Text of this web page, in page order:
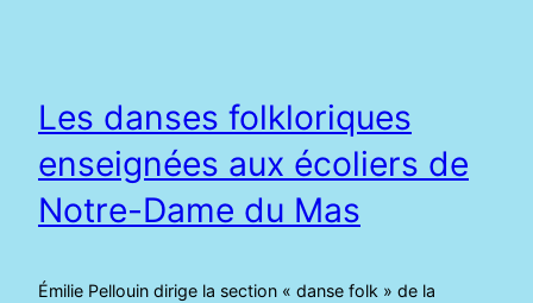
Les danses folkloriques
enseignées aux écoliers de
Notre-Dame du Mas
Émilie Pellouin dirige la section « danse folk » de la